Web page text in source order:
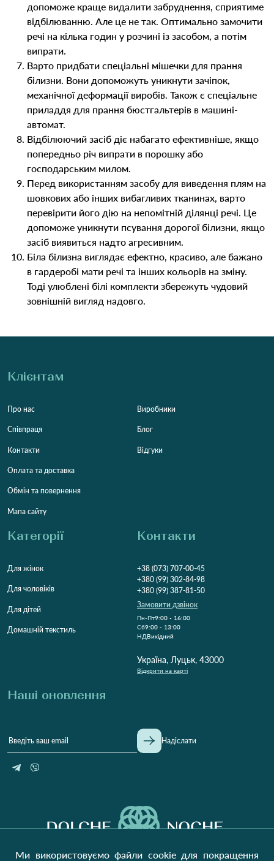
допоможе краще видалити забруднення, сприятиме
відбілюванню. Але це не так. Оптимально замочити
речі на кілька годин у розчині із засобом, а потім
випрати.
Варто придбати спеціальні мішечки для прання
білизни. Вони допоможуть уникнути зачіпок,
механічної деформації виробів. Також є спеціальне
приладдя для прання бюстгальтерів в машині-
автомат.
Відбілюючий засіб діє набагато ефективніше, якщо
попередньо річ випрати в порошку або
господарським милом.
Перед використанням засобу для виведення плям на
шовкових або інших вибагливих тканинах, варто
перевірити його дію на непомітній ділянці речі. Це
допоможе уникнути псування дорогої білизни, якщо
засіб виявиться надто агресивним.
Біла білизна виглядає ефектно, красиво, але бажано
в гардеробі мати речі та інших кольорів на зміну.
Тоді улюблені білі комплекти збережуть чудовий
зовнішній вигляд надовго.
Клієнтам
Про нас
Співпраця
Контакти
Оплата та доставка
Обмін та повернення
Мапа сайту
Виробники
Блог
Відгуки
Категорії
Для жінок
Для чоловіків
Для дітей
Домашній текстиль
Контакти
+38 (073) 707-00-45
+380 (99) 302-84-98
+380 (99) 387-81-50
Замовити дзвінок
Пн-Пт9:00 - 16:00
Cб9:00 - 13:00
НДВихідний
Україна, Луцьк, 43000
Відкрити на карті
Наші оновлення
Надіслати
Ми використовуємо файли cookie для покращення